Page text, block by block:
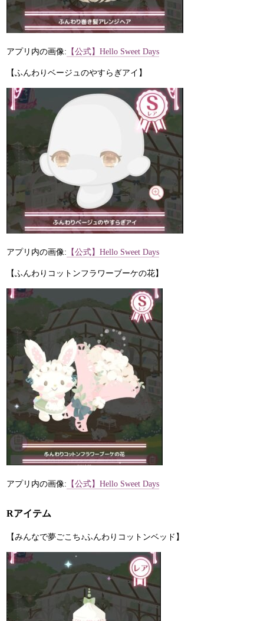
アプリ内の画像: 【公式】Hello Sweet Days
【ふんわりベージュのやすらぎアイ】
アプリ内の画像: 【公式】Hello Sweet Days
【ふんわりコットンフラワーブーケの花】
アプリ内の画像: 【公式】Hello Sweet Days
Rアイテム
【みんなで夢ごこち♪ふんわりコットンベッド】